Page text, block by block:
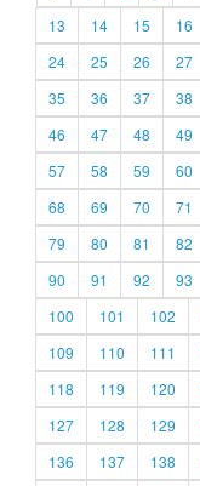
13
14 15 16
24
25 26 27
35
36 37 38
46
47 48 49
57
58 59 60
68
69 70 71
79
80 81 82
90
91 92 93
100
101 102
109
110 111
118
119 120
127
128 129
136
137 138